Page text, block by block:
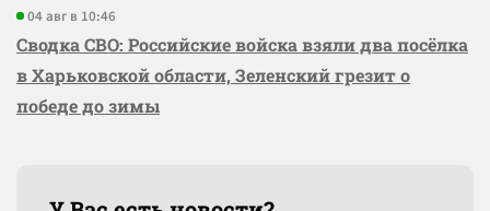
04 авг в 10:46
Сводка СВО: Российские войска взяли два посёлка
в Харьковской области, Зеленский грезит о
победе до зимы